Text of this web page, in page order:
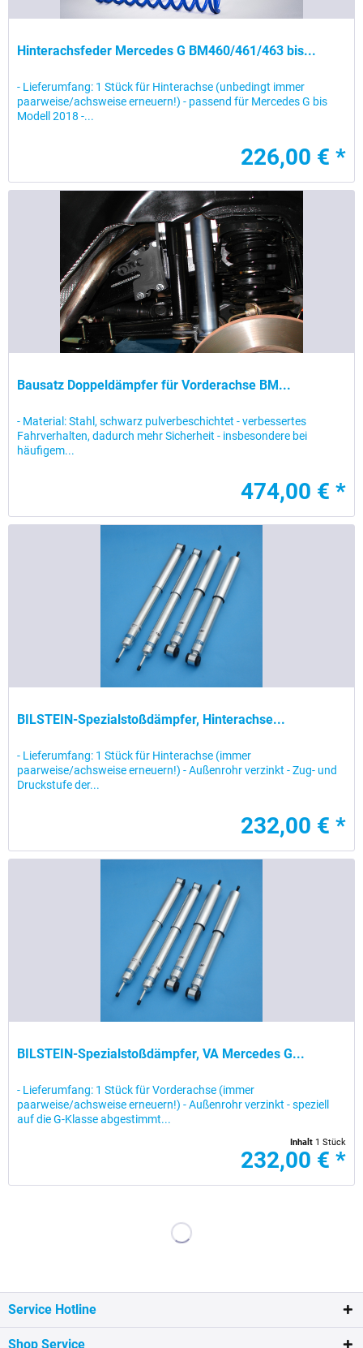
Hinterachsfeder Mercedes G BM460/461/463 bis...
- Lieferumfang: 1 Stück für Hinterachse (unbedingt immer
paarweise/achsweise erneuern!) - passend für Mercedes G bis
Modell 2018 -...
226,00 € *
Bausatz Doppeldämpfer für Vorderachse BM...
- Material: Stahl, schwarz pulverbeschichtet - verbessertes
Fahrverhalten, dadurch mehr Sicherheit - insbesondere bei
häufigem...
474,00 € *
BILSTEIN-Spezialstoßdämpfer, Hinterachse...
- Lieferumfang: 1 Stück für Hinterachse (immer
paarweise/achsweise erneuern!) - Außenrohr verzinkt - Zug- und
Druckstufe der...
232,00 € *
BILSTEIN-Spezialstoßdämpfer, VA Mercedes G...
- Lieferumfang: 1 Stück für Vorderachse (immer
paarweise/achsweise erneuern!) - Außenrohr verzinkt - speziell
auf die G-Klasse abgestimmt...
Inhalt 1 Stück
232,00 € *
Service Hotline
Shop Service